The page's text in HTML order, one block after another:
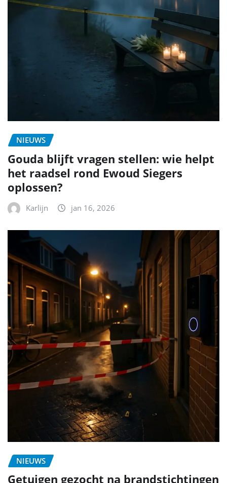
NIEUWS
Gouda blijft vragen stellen: wie helpt
het raadsel rond Ewoud Siegers
oplossen?
Karlijn jan 16, 2026
NIEUWS
Getuigen gezocht na brandstichtingen